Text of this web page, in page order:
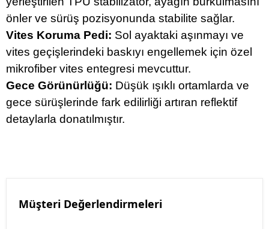
önler ve sürüş pozisyonunda stabilite sağlar.
Vites Koruma Pedi: Sol ayaktaki aşınmayı ve
vites geçişlerindeki baskıyı engellemek için özel
mikrofiber vites entegresi mevcuttur.
Gece Görünürlüğü: Düşük ışıklı ortamlarda ve
gece sürüşlerinde fark edilirliği artıran reflektif
detaylarla donatılmıştır.
Müşteri Değerlendirmeleri